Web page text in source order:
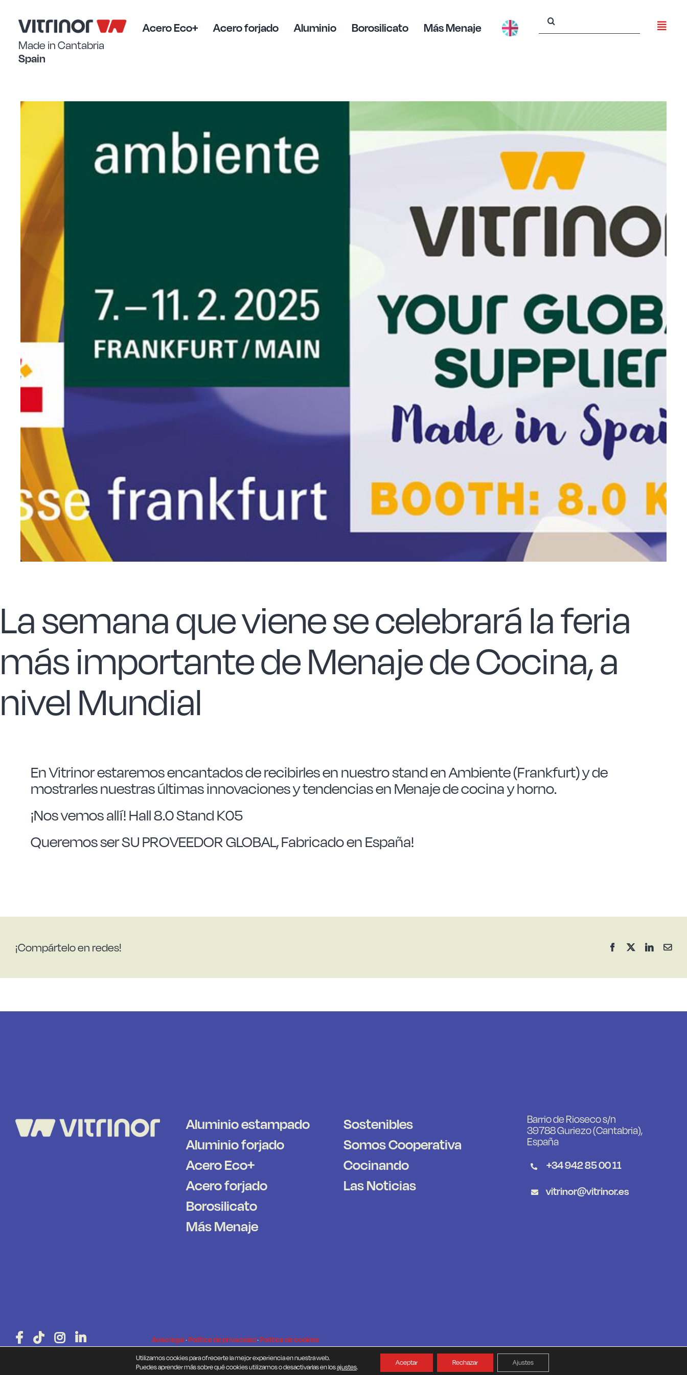
contenido
Made in Cantabria
Spain
Acero Eco+ Acero forjado Aluminio Borosilicato Más Menaje
La semana que viene se celebrará la feria
más importante de Menaje de Cocina, a
nivel Mundial
En Vitrinor estaremos encantados de recibirles en nuestro stand en Ambiente (Frankfurt) y de
mostrarles nuestras últimas innovaciones y tendencias en Menaje de cocina y horno.
¡Nos vemos allí! Hall 8.0 Stand K05
Queremos ser SU PROVEEDOR GLOBAL, Fabricado en España!
¡Compártelo en redes! Facebook
X LinkedIn
Aluminio estampado
Aluminio forjado
Acero Eco+
Acero forjado
Borosilicato
Más Menaje
Sostenibles
Somos Cooperativa
Cocinando
Las Noticias
Barrio de Rioseco s/n
39788 Guriezo (Cantabria),
España
+34 942 85 00 11
vitrinor@vitrinor.es
Aviso legal·Política de privacidad·Política de cookies
Utilizamos cookies para ofrecerte la mejor experiencia en nuestra web.
Puedes aprender más sobre qué cookies utilizamos o desactivarlas en losajustes.
Aceptar Rechazar Ajustes